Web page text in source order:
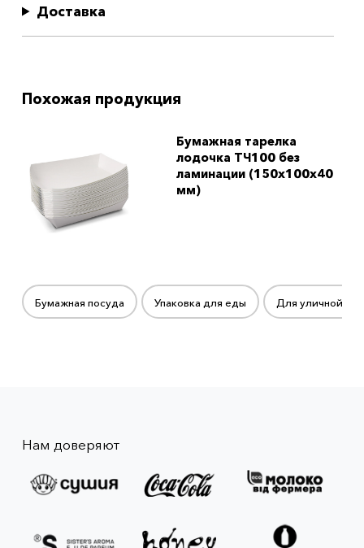
Доставка
Похожая продукция
Бумажная тарелка
лодочка ТЧ100 без
ламинации (150х100х40
мм)
Бумажная посуда Упаковка для еды Для уличной
Нам доверяют